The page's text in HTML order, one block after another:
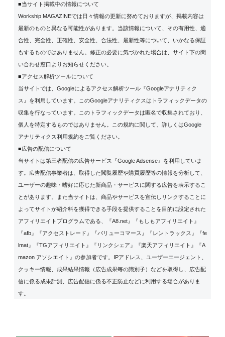
■当サイト掲載中の情報について
Workship MAGAZINEでは日々情報の更新に努めておりますが、掲載内容は
最新のものと異なる可能性があります。当該情報について、その有用性、適
合性、完全性、正確性、安全性、合法性、最新性等について、いかなる保証
もするものではありません。修正の必要に気づかれた場合は、サイト下の問
い合わせ窓口よりお知らせください。
■アクセス解析ツールについて
当サイトでは、Googleによるアクセス解析ツール『Googleアナリティク
ス』を利用しています。このGoogleアナリティクスはトラフィックデータの
収集を行なっています。このトラフィックデータは匿名で収集されており、
個人を特定するものではありません。この規約に関して、詳しくはGoogle
アナリティクス利用規約をご覧ください。
■広告の配信について
当サイトは第三者配信の広告サービス『Google Adsense』を利用していま
す。広告配信事業者は、取得した閲覧履歴や購買履歴等の情報を分析して、
ユーザーの趣味・嗜好に応じた新商品・サービスに関する広告を表示するこ
とがあります。また当サイトは、商品やサービスを宣伝しリンクすることに
よってサイトが紹介料を獲得できる手段を提供することを目的に設定された
アフィリエイトプログラムである、『A8.net』『もしもアフィリエイト』
『afb』『アクセストレード』『バリューコマース』『レントラックス』『fe
lmat』『TGアフィリエイト』『リンクシェア』『楽天アフィリエイト』『A
mazon アソシエイト』の参加者です。IPアドレス、ユーザーエージェント、
クッキー情報、成果結果情報（広告成果毎の識別子）などを取得し、広告配
信に係る成果計測、広告配信に係る不正防止などに利用する場合がありま
す。